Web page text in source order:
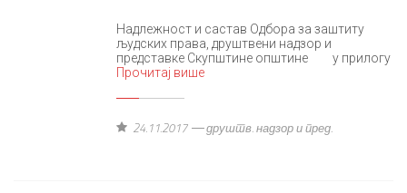
Надлежност и састав Одбора за заштиту
људских права, друштвени надзор и
представке Скупштине општине у прилогу
Прочитај више
24.11.2017 друштв. надзор и пред.